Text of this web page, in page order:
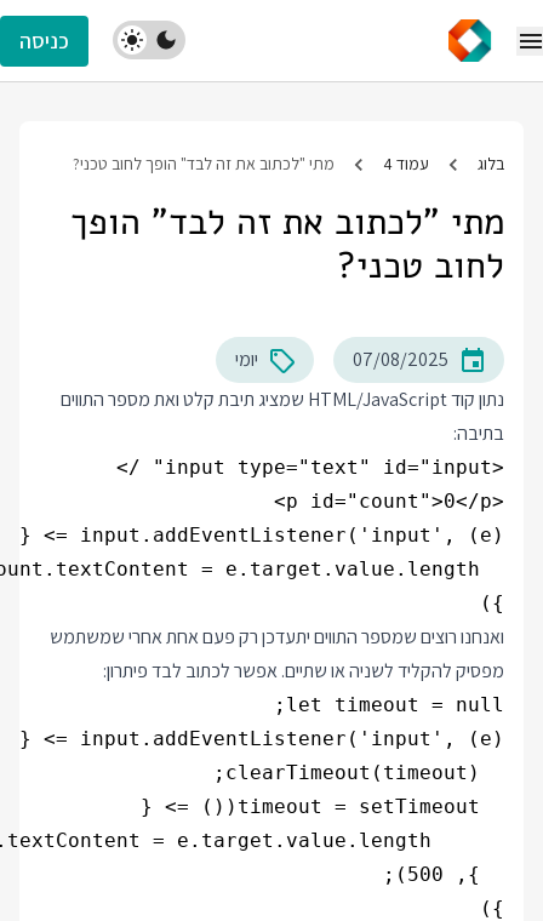
כניסה
בלוג עמוד 4 מתי "לכתוב את זה לבד" הופך לחוב טכני?
מתי "לכתוב את זה לבד" הופך
לחוב טכני?
07/08/2025
יומי
נתון קוד HTML/JavaScript שמציג תיבת קלט ואת מספר התווים
בתיבה:
<p id="count">0</p>
})
ואנחנו רוצים שמספר התווים יתעדכן רק פעם אחת אחרי שמשתמש
מפסיק להקליד לשניה או שתיים. אפשר לכתוב לבד פיתרון:
})